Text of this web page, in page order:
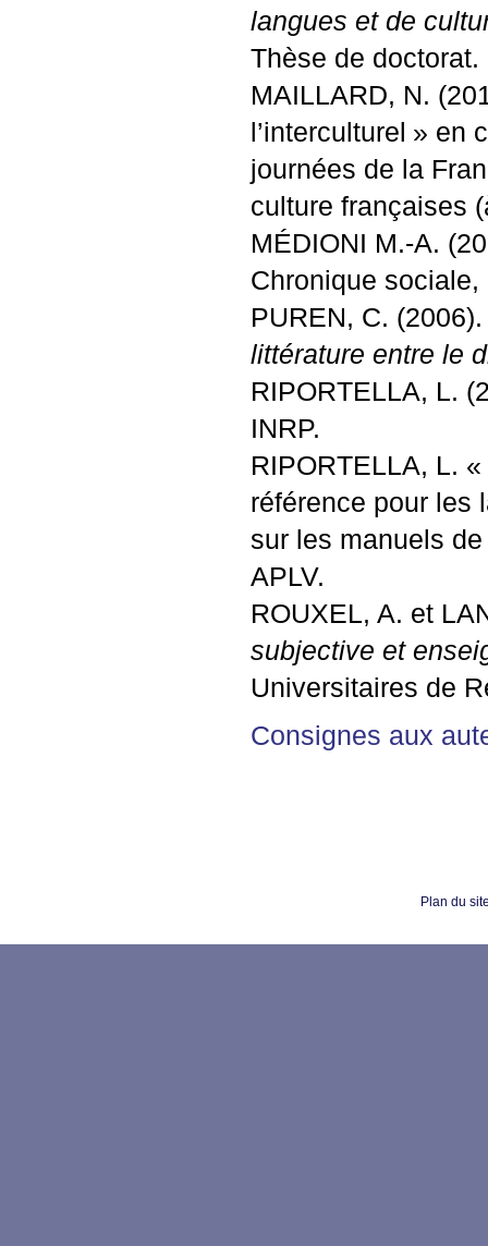
langues et de
Thèse de doctorat.
MAILLARD, N.
l’interculturel » en
journées de la
culture françaises
MÉDIONI M.-A.
Chronique sociale,
PUREN, C.
littérature entre le
RIPORTELLA, L.
INRP.
RIPORTELLA, L. «
référence pour les
sur les manuels
APLV.
ROUXEL, A. et
subjective et
Universitaires de
Consignes aux
Plan du